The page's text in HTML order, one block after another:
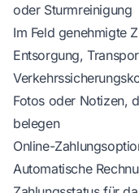
oder Sturmreinigung
Im Feld genehmigte
Entsorgung,
Fotos oder Notizen,
belegen
Online-
Automatische